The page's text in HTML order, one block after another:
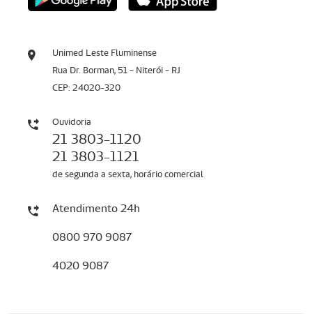
Unimed Leste Fluminense
Rua Dr. Borman, 51 - Niterói - RJ
CEP: 24020-320
Ouvidoria
21 3803-1120
21 3803-1121
de segunda a sexta, horário comercial
Atendimento 24h
0800 970 9087
4020 9087